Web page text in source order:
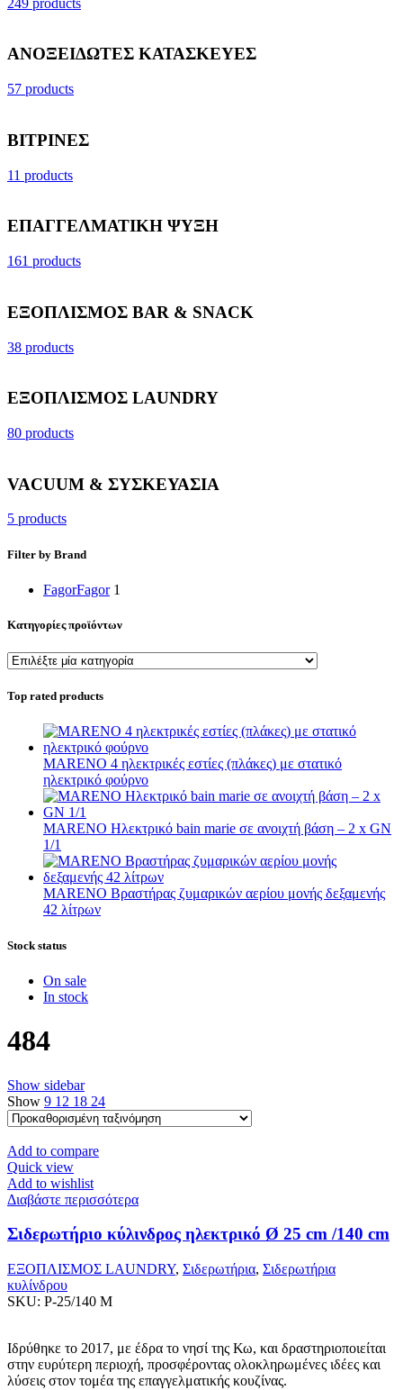
ΑΝΟΞΕΙΔΩΤΕΣ ΚΑΤΑΣΚΕΥΕΣ
57 products
ΒΙΤΡΙΝΕΣ
11 products
ΕΠΑΓΓΕΛΜΑΤΙΚΗ ΨΥΞΗ
161 products
ΕΞΟΠΛΙΣΜΟΣ BAR & SNACK
38 products
ΕΞΟΠΛΙΣΜΟΣ LAUNDRY
80 products
VACUUM & ΣΥΣΚΕΥΑΣΙΑ
5 products
Filter by Brand
FagorFagor 1
Κατηγορίες προϊόντων
Top rated products
MARENO 4 ηλεκτρικές εστίες (πλάκες) με στατικό
ηλεκτρικό φούρνο
MARENO Ηλεκτρικό bain marie σε ανοιχτή βάση – 2 x GN
1/1
MARENO Βραστήρας ζυμαρικών αερίου μονής δεξαμενής
42 λίτρων
Stock status
On sale
In stock
484
Show sidebar
Show 9 12 18 24
Add to compare
Quick view
Add to wishlist
Διαβάστε περισσότερα
Σιδερωτήριο κύλινδρος ηλεκτρικό Ø 25 cm /140 cm
ΕΞΟΠΛΙΣΜΟΣ LAUNDRY, Σιδερωτήρια, Σιδερωτήρια
κυλίνδρου
SKU: P-25/140 M
Ιδρύθηκε το 2017, με έδρα το νησί της Κω, και δραστηριοποιείται
στην ευρύτερη περιοχή, προσφέροντας ολοκληρωμένες ιδέες και
λύσεις στον τομέα της επαγγελματικής κουζίνας.